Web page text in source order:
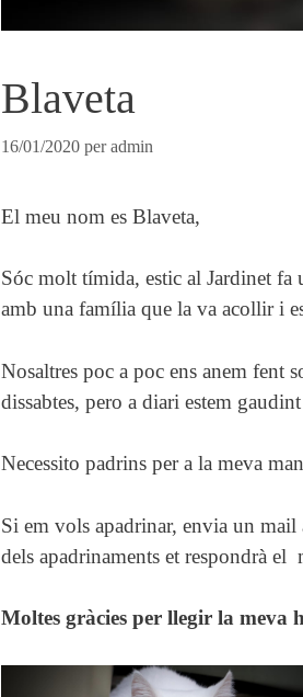
Blaveta
16/01/2020 peradmin
El meu nom es Blaveta,
Sóc molt tímida, estic al Jardinet fa
amb una família que la va acollir i
Nosaltres poc a poc ens anem fent
dissabtes, pero a diari estem
Necessito padrins per a la meva
Si em vols apadrinar, envia un mail
dels apadrinaments et respondrà el
Moltes gràcies per llegir la meva